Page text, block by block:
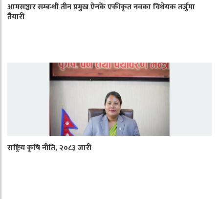
आमसञ्चार सम्बन्धी तीन प्रमुख ऐनकेँ एकीकृत नवका विधेयक तर्जुमा
तैयारी
राष्ट्रिय कृषि नीति, २०८३ जारी